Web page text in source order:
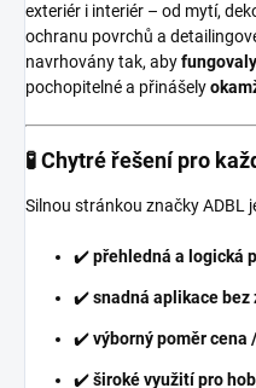
exteriér i interiér – od mytí,
ochranu povrchů a
navrhovány tak, aby
pochopitelné a přinášely
🧪 Chytré řešení pro
Silnou stránkou značky ADBL
✔️přehledná a logická
✔️snadná aplikace
✔️výborný poměr cena
✔️široké využití pro